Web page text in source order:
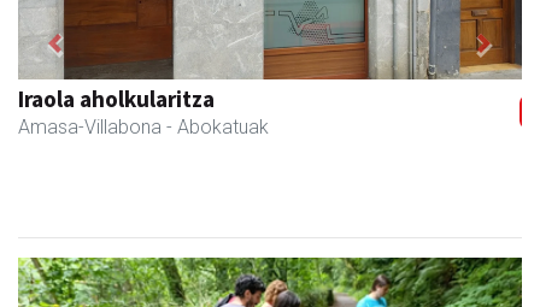
Arindu fisioterapia eta osteopatia
Amasa-Villabona - Fisioterapia
Previous Next